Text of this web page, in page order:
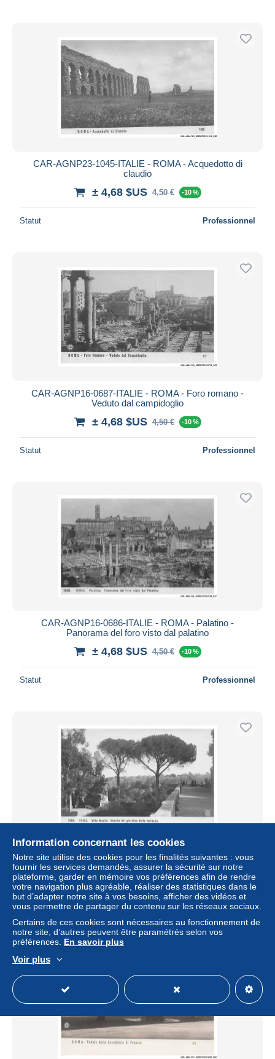
CAR-AGNP23-1045-ITALIE - ROMA - Acquedotto di
claudio
± 4,68 $US 4,50 € -10 %
Statut Professionnel
CAR-AGNP16-0687-ITALIE - ROMA - Foro romano -
Veduto dal campidoglio
± 4,68 $US 4,50 € -10 %
Statut Professionnel
CAR-AGNP16-0686-ITALIE - ROMA - Palatino -
Panorama del foro visto dal palatino
± 4,68 $US 4,50 € -10 %
Statut Professionnel
CAR-AGNP17-0754-ITALIE - ROMA - Villa medici -
Veduta del giardino dalla terrazza
± 4,68 $US 4,50 € -10 %
Statut Professionnel
Information concernant les cookies
Notre site utilise des cookies pour les finalités suivantes : vous
fournir les services demandés, assurer la sécurité sur notre
plateforme, garder en mémoire vos préférences afin de rendre
votre navigation plus agréable, réaliser des statistiques dans le
but d’adapter notre site à vos besoins, afficher des vidéos et
vous permettre de partager du contenu sur les réseaux sociaux.
Certains de ces cookies sont nécessaires au fonctionnement de
notre site, d’autres peuvent être paramétrés selon vos
préférences. En savoir plus
Voir plus